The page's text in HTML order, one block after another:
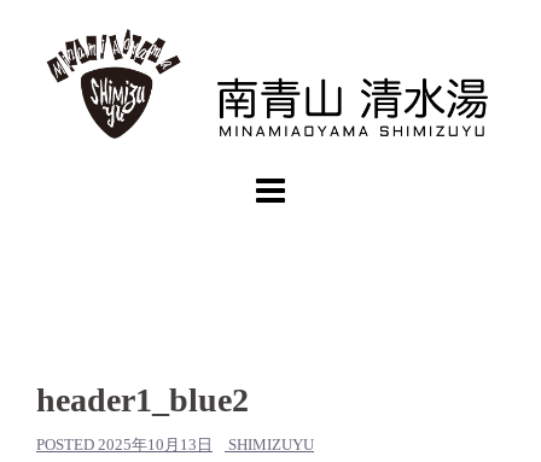
header1_blue2
POSTED 2025年10月13日 SHIMIZUYU